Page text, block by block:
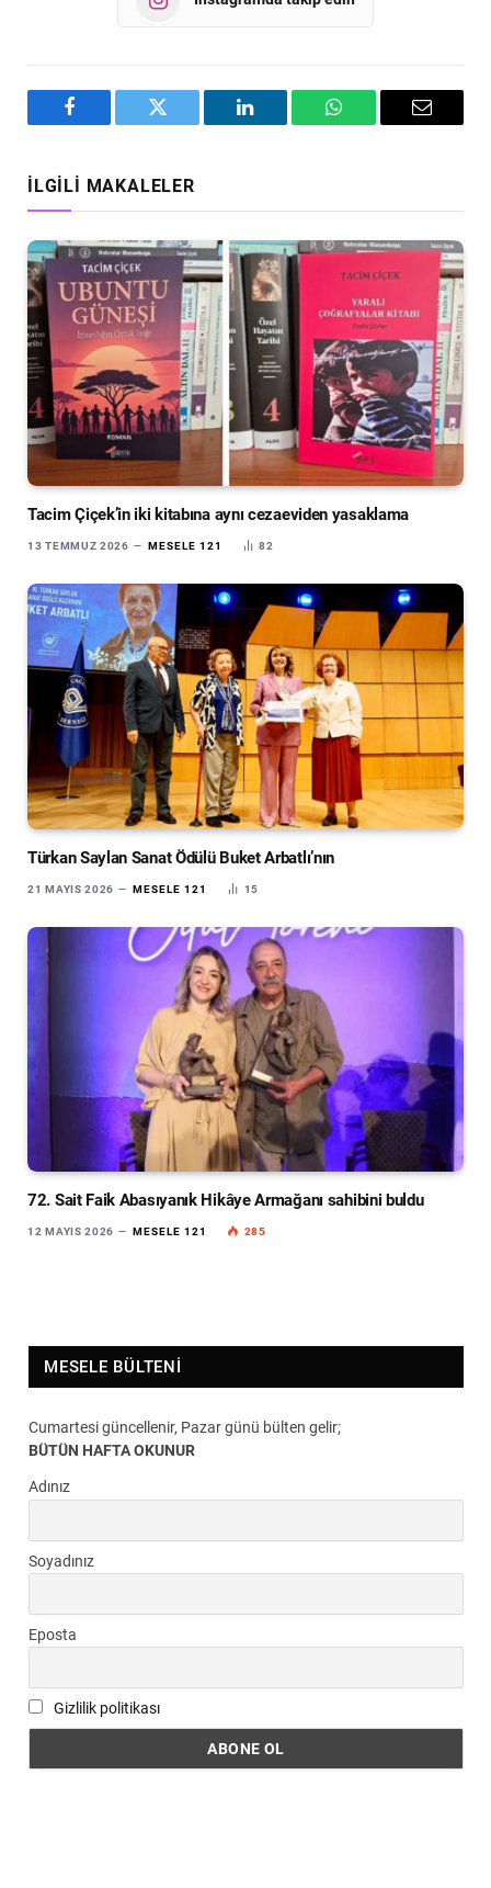
Facebook Twitter LinkedIn WhatsAppEmail
İLGILI MAKALELER
Tacim Çiçek’in iki kitabına aynı cezaeviden yasaklama
13 TEMMUZ 2026 MESELE 121 82
Türkan Saylan Sanat Ödülü Buket Arbatlı’nın
21 MAYIS 2026 MESELE 121 15
72. Sait Faik Abasıyanık Hikâye Armağanı sahibini buldu
12 MAYIS 2026 MESELE 121 285
MESELE BÜLTENI
Cumartesi güncellenir, Pazar günü bülten gelir;
BÜTÜN HAFTA OKUNUR
Adınız
Soyadınız
Eposta
Gizlilik politikası